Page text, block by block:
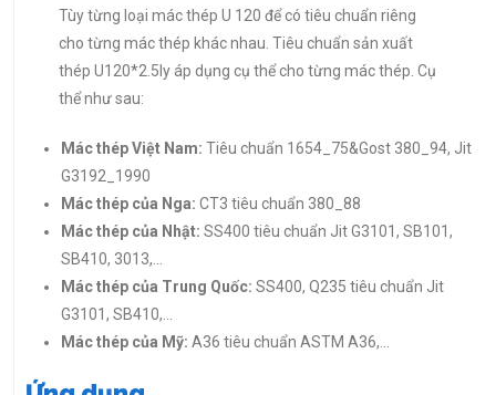
Tùy từng loại mác thép U 120 để có tiêu chuẩn riêng
cho từng mác thép khác nhau. Tiêu chuẩn sản xuất
thép U120*2.5ly áp dụng cụ thể cho từng mác thép. Cụ
thể như sau:
Mác thép Việt Nam: Tiêu chuẩn 1654_75&Gost 380_94, Jit
G3192_1990
Mác thép của Nga: CT3 tiêu chuẩn 380_88
Mác thép của Nhật: SS400 tiêu chuẩn Jit G3101, SB101,
SB410, 3013,…
Mác thép của Trung Quốc: SS400, Q235 tiêu chuẩn Jit
G3101, SB410,…
Mác thép của Mỹ: A36 tiêu chuẩn ASTM A36,…